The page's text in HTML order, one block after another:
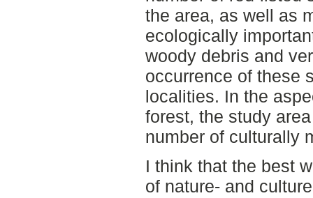
the area, as well as
ecologically
woody debris and
occurrence of these
localities. In the
forest, the study
number of culturally
I think that the best
of nature- and